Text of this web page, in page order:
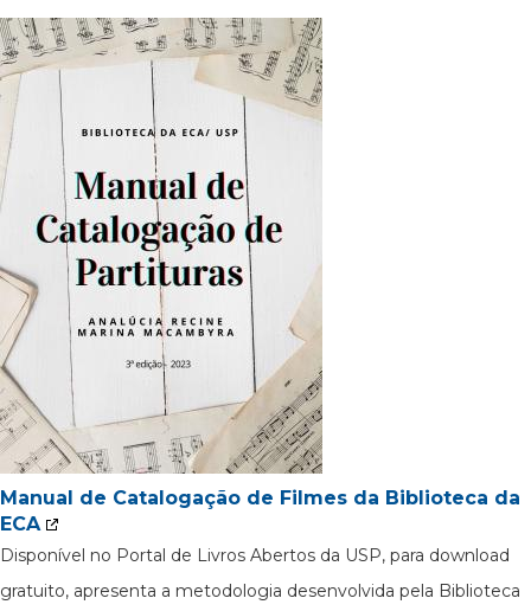
Manual de Catalogação de Filmes da Biblioteca da
ECA
Disponível no Portal de Livros Abertos da USP, para download
gratuito, apresenta a metodologia desenvolvida pela Biblioteca